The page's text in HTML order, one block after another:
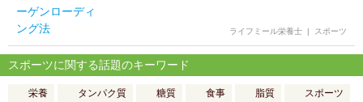
ライフミール栄養士 | スポーツ
スポーツに関する話題のキーワード
栄養 タンパク質 糖質 食事 脂質 スポーツ